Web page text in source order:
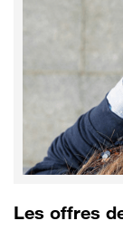
Les offres